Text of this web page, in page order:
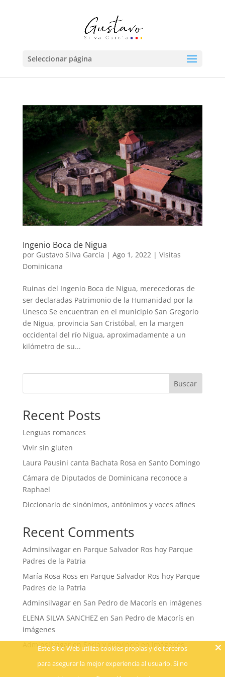
Seleccionar página
Ingenio Boca de Nigua
por Gustavo Silva García | Ago 1, 2022| Visitas
Dominicana
Ruinas del Ingenio Boca de Nigua, merecedoras de
ser declaradas Patrimonio de la Humanidad por la
Unesco Se encuentran en el municipio San Gregorio
de Nigua, provincia San Cristóbal, en la margen
occidental del río Nigua, aproximadamente a un
kilómetro de su...
Buscar
Recent Posts
Lenguas romances
Vivir sin gluten
Laura Pausini canta Bachata Rosa en Santo Domingo
Cámara de Diputados de Dominicana reconoce a
Raphael
Diccionario de sinónimos, antónimos y voces afines
Recent Comments
Adminsilvagaren Parque Salvador Ros hoy Parque
Padres de la Patria
María Rosa Ross en Parque Salvador Ros hoy Parque
Padres de la Patria
Adminsilvagaren San Pedro de Macorís en imágenes
ELENA SILVA SANCHEZen San Pedro de Macorís en
imágenes
Adminsilvagaren Soria y provincia en imágenes
Este Sitio Web utiliza cookies propias y de terceros
para asegurar la mejor experiencia al usuario. Si no